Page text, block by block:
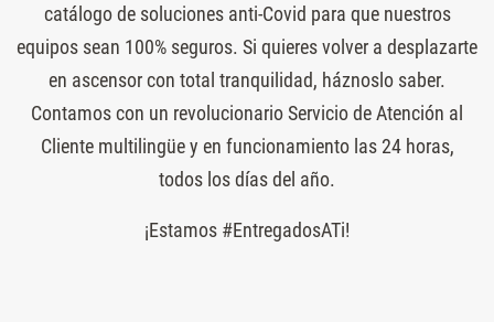
catálogo de soluciones anti-Covid para que nuestros
equipos sean 100% seguros. Si quieres volver a desplazarte
en ascensor con total tranquilidad, háznoslo saber.
Contamos con un revolucionario Servicio de Atención al
Cliente multilingüe y en funcionamiento las 24 horas,
todos los días del año.
¡Estamos #EntregadosATi!